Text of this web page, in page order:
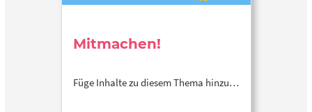
Mitmachen!
Füge Inhalte zu diesem Thema hinzu…